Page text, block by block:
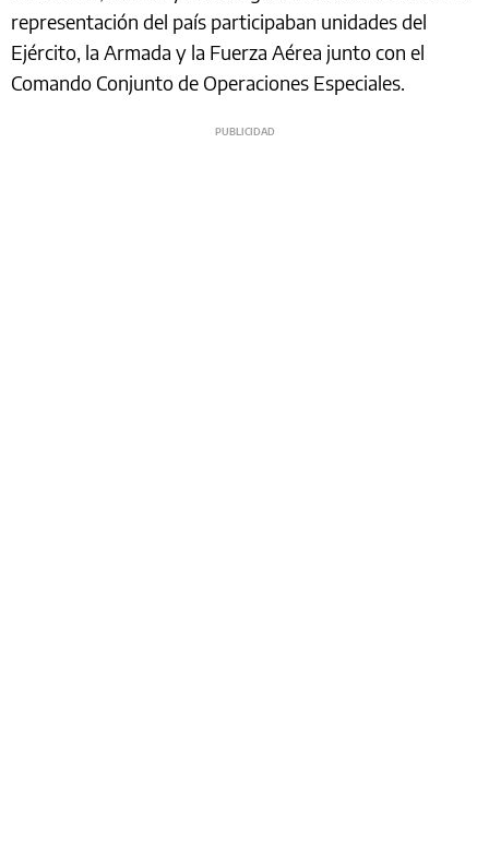
representación del país participaban unidades del
Ejército, la Armada y la Fuerza Aérea junto con el
Comando Conjunto de Operaciones Especiales.